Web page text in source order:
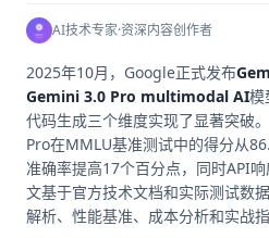
AI技术专家·资深内容创作者
2025年10月，Google正式发布
Gemini 3.0 Pro multimodal AI模
代码生成三个维度实现了显著突破
Pro在MMLU基准测试中的得分从
准确率提高17个百分点，同时API
文基于官方技术文档和实际测试数
解析、性能基准、成本分析和实战指